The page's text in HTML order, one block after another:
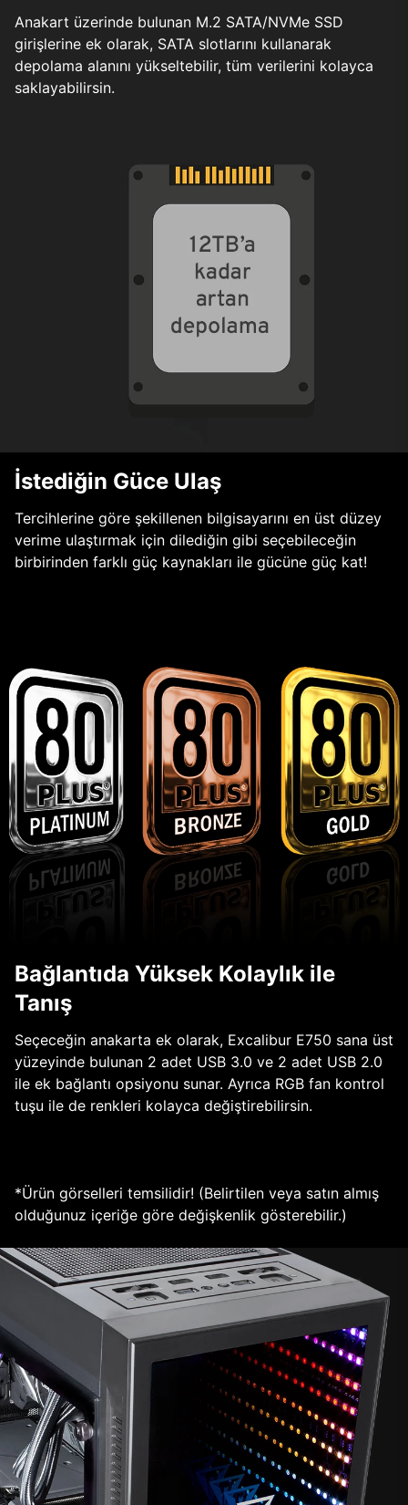
Anakart üzerinde bulunan M.2 SATA/NVMe SSD
girişlerine ek olarak, SATA slotlarını kullanarak
depolama alanını yükseltebilir, tüm verilerini kolayca
saklayabilirsin.
İstediğin Güce Ulaş
Tercihlerine göre şekillenen bilgisayarını en üst düzey
verime ulaştırmak için dilediğin gibi seçebileceğin
birbirinden farklı güç kaynakları ile gücüne güç kat!
Bağlantıda Yüksek Kolaylık ile
Tanış
Seçeceğin anakarta ek olarak, Excalibur E750 sana üst
yüzeyinde bulunan 2 adet USB 3.0 ve 2 adet USB 2.0
ile ek bağlantı opsiyonu sunar. Ayrıca RGB fan kontrol
tuşu ile de renkleri kolayca değiştirebilirsin.
*Ürün görselleri temsilidir! (Belirtilen veya satın almış
olduğunuz içeriğe göre değişkenlik gösterebilir.)